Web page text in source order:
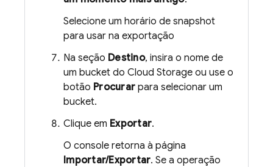
Selecione um horário de snapshot
para usar na exportação
Na seção Destino, insira o nome de
um bucket do Cloud Storage ou use o
botão Procurar para selecionar um
bucket.
Clique em Exportar.
O console retorna à página
Importar/Exportar. Se a operação